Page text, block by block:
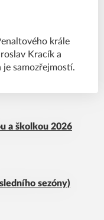
krále
Kracík a
samozřejmostí.
a školkou 2026
sezóny)